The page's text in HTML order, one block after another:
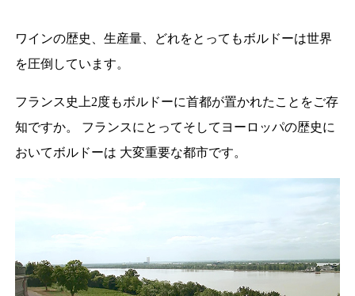
ワインの歴史、生産量、どれをとってもボルドーは世界
を圧倒しています。
フランス史上2度もボルドーに首都が置かれたことをご存
知ですか。 フランスにとってそしてヨーロッパの歴史に
おいてボルドーは 大変重要な都市です。